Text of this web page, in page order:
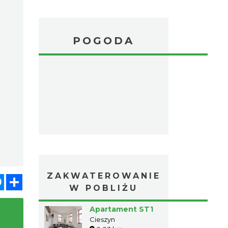
Messenger
POGODA
ZAKWATEROWANIE
W POBLIŻU
Apartament ST1
Cieszyn